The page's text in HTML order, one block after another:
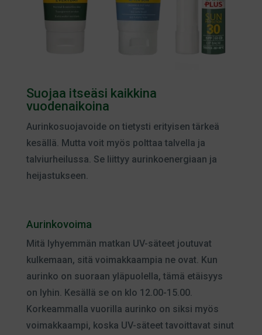
Suojaa itseäsi kaikkina
vuodenaikoina
Aurinkosuojavoide on tietysti erityisen tärkeä
kesällä. Mutta voit myös polttaa talvella ja
talviurheilussa. Se liittyy aurinkoenergiaan ja
heijastukseen.
Aurinkovoima
Mitä lyhyemmän matkan UV-säteet joutuvat
kulkemaan, sitä voimakkaampia ne ovat. Kun
aurinko on suoraan yläpuolella, tämä etäisyys
on lyhin. Kesällä se on klo 12.00-15.00.
Korkeammalla vuorilla aurinko on siksi myös
voimakkaampi, koska UV-säteet tavoittavat sinut